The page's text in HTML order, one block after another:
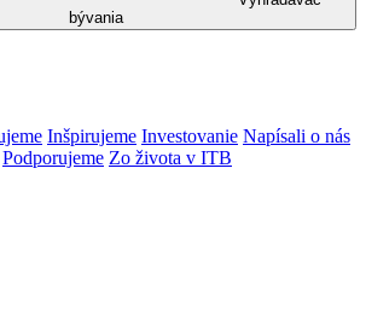
bývania
Inšpirujeme Investovanie Napísali o nás
Podporujeme Zo života v ITB